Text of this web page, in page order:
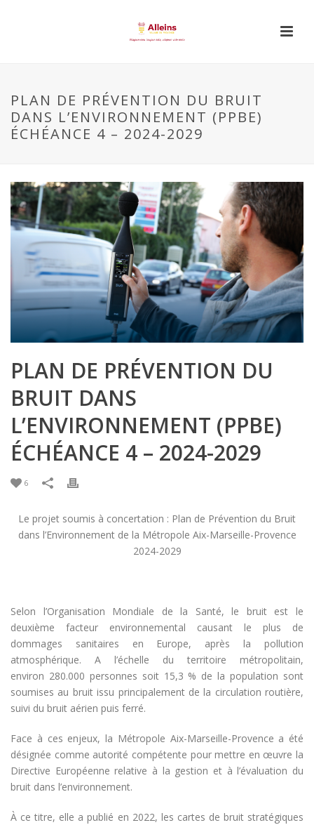
PLAN DE PRÉVENTION DU BRUIT
DANS L’ENVIRONNEMENT (PPBE)
ÉCHÉANCE 4 – 2024-2029
PLAN DE PRÉVENTION DU
BRUIT DANS
L’ENVIRONNEMENT (PPBE)
ÉCHÉANCE 4 – 2024-2029
6
Le projet soumis à concertation : Plan de Prévention du Bruit
dans l’Environnement de la Métropole Aix-Marseille-Provence
2024-2029
Selon l’Organisation Mondiale de la Santé, le bruit est le
deuxième facteur environnemental causant le plus de
dommages sanitaires en Europe, après la pollution
atmosphérique. A l’échelle du territoire métropolitain,
environ 280.000 personnes soit 15,3 % de la population sont
soumises au bruit issu principalement de la circulation routière,
suivi du bruit aérien puis ferré.
Face à ces enjeux, la Métropole Aix-Marseille-Provence a été
désignée comme autorité compétente pour mettre en œuvre la
Directive Européenne relative à la gestion et à l’évaluation du
bruit dans l’environnement.
À ce titre, elle a publié en 2022, les cartes de bruit stratégiques